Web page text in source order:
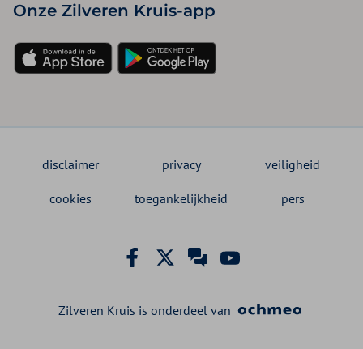
Onze Zilveren Kruis-app
disclaimer privacy veiligheid
cookies toegankelijkheid pers
Zilveren Kruis is onderdeel van